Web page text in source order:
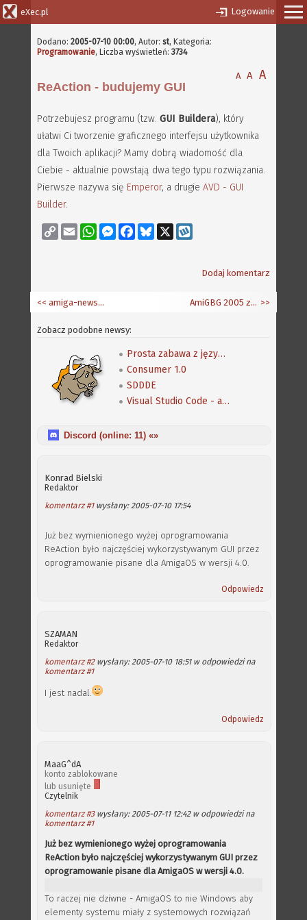
eXec.pl Logowanie
Dodano: 2005-07-10 00:00, Autor: st, Kategoria:
Programowanie, Liczba wyświetleń: 3734
A A A
ReAction - budujemy GUI
Potrzebujesz programu (tzw. GUI Buildera), który
ułatwi Ci tworzenie graficznego interfejsu użytkownika
dla Twoich aplikacji? Mamy dobrą wiadomość dla
Ciebie - aktualnie powstają dwa tego typu rozwiązania.
Pierwsze nazywa się Emperor, a drugie AVD - GUI
Builder.
Copy
Link
Email WhatsAppMessenger
FacebookBluesky
Dodaj komentarz
AmiGBG 2005 zapowiada się wyśmienicie! >>
<< amiga-news.de-pl - próba reaktywacji strony
Zobacz podobne newsy:
Prosta zabawa z językiem C pod AmigaOS 4
Consumer 1.0
SDDDE
Visual Studio Code - amigowe rozszerzenia
Discord (online: 11) «»
Konrad Bielski
Redaktor
komentarz #1wysłany: 2005-07-10 17:54
Już bez wymienionego wyżej oprogramowania
ReAction było najczęściej wykorzystywanym GUI przez
oprogramowanie pisane dla AmigaOS w wersji 4.0.
Odpowiedz
SZAMAN
Redaktor
komentarz #2wysłany: 2005-07-10 18:51 w odpowiedzi na
komentarz #1
I jest nadal.
Odpowiedz
MaaG^dA
konto zablokowane
lub usunięte
Czytelnik
komentarz #3wysłany: 2005-07-11 12:42 w odpowiedzi na
komentarz #1
Już bez wymienionego wyżej oprogramowania
ReAction było najczęściej wykorzystywanym GUI przez
oprogramowanie pisane dla AmigaOS w wersji 4.0.
To raczej nie dziwne - AmigaOS to nie Windows aby
elementy systemu miały z systemowych rozwiązań